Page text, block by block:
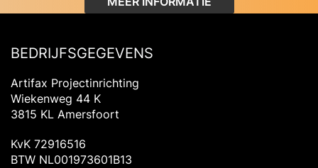
BEDRIJFSGEGEVENS
Artifax Projectinrichting
Wiekenweg 44 K
3815 KL Amersfoort
KvK 72916516
BTW NL001973601B13